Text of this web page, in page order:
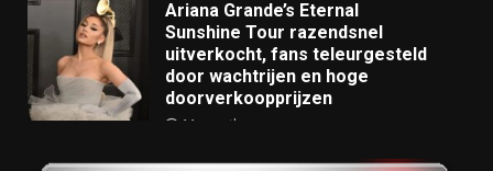
Ariana Grande’s Eternal
Sunshine Tour razendsnel
uitverkocht, fans teleurgesteld
door wachtrijen en hoge
doorverkoopprijzen
11 months ago